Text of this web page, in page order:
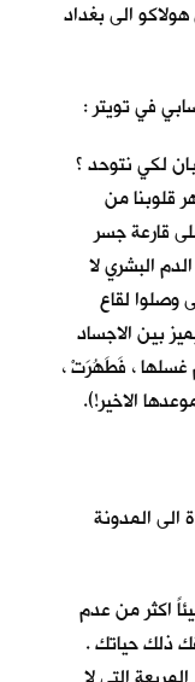
الى بغداد
في تويتر :
لكي نتوحد ؟
قلوبنا من
قارعة جسر
البشري لا
وصلوا لقاع
بين الاجساد
غسلها ، فَطَهُرَتْ ،
الاخير!).
المدونة
اكثر من عدم
ذلك حياتك .